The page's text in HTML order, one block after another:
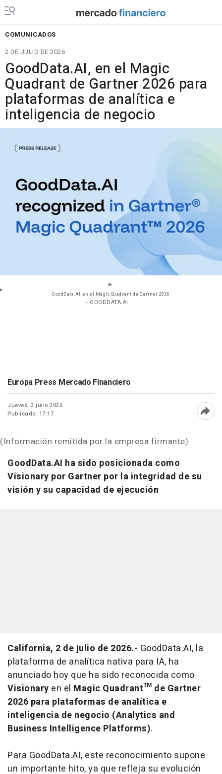
COMUNICADOS
2 DE JULIO DE 2026
GoodData.AI, en el Magic
Quadrant de Gartner 2026 para
plataformas de analítica e
inteligencia de negocio
GoodData.AI, en el Magic Quadrant de Gartner 2026
- GOODDATA.AI
Europa Press Mercado Financiero
Jueves, 2 julio 2026
Publicado: 17:17
(Información remitida por la empresa firmante)
GoodData.AI ha sido posicionada como
Visionary por Gartner por la integridad de su
visión y su capacidad de ejecución
California, 2 de julio de 2026.- GoodData.AI, la
plataforma de analítica nativa para IA, ha
anunciado hoy que ha sido reconocida como
Visionary en el Magic Quadrant™ de Gartner
2026 para plataformas de analítica e
inteligencia de negocio (Analytics and
Business Intelligence Platforms).
Para GoodData.AI, este reconocimiento supone
un importante hito, ya que refleja su evolución